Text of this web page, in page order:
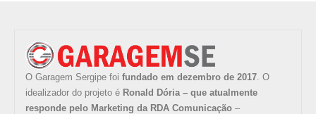
O Garagem Sergipe foi fundado em dezembro de 2017. O
idealizador do projeto é Ronald Dória – que atualmente
responde pelo Marketing da RDA Comunicação –